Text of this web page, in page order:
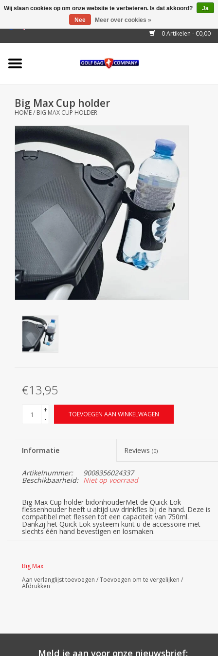
USD/AUD
0 Artikelen - €0,00
Home
Outlet!
Stand Bags
Trolleys
Waterproof
Contact
Starterssets
Merken
Big Max Cup holder
HOME/ BIG MAX CUP HOLDER
€13,95
+
-
TOEVOEGEN AAN WINKELWAGEN
Informatie Reviews (0)
Artikelnummer: 9008356024337
Beschikbaarheid: Niet op voorraad
Big Max Cup holder bidonhouderMet de Quick Lok
flessenhouder heeft u altijd uw drinkfles bij de hand. Deze is
compatibel met flessen tot een capaciteit van 750ml.
Dankzij het Quick Lok systeem kunt u de accessoire met
slechts één hand bevestigen en losmaken.
Big Max
Aan verlanglijst toevoegen /Toevoegen om te vergelijken /
Afdrukken
Meld je aan voor onze nieuwsbrief:
Wij slaan cookies op om onze website te verbeteren. Is dat akkoord?
Ja
Nee
Meer over cookies »